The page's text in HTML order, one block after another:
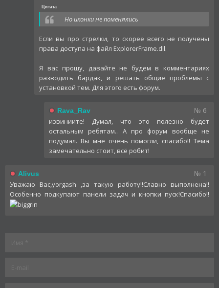
Цитата
Но иконки не поменялись
Если вы про стрелки, то скорее всего не получены
права доступа на файл ExplorerFrame.dll.
Я вас прошу, давайте не будем в комментариях
разводить бардак, и решать общие проблемы с
установкой тем. Для этого есть форум.
Rava_Rav № 6
извиниите! Думал, что это полезно будет
остальным ребятам.. А про форум вообще не
подумал. Вы мне очень помогли, спасибо!! Тема
замечательно стоит, всё робит!
Alivus № 1
Уважаю Вас,yorgash ,за такую работу!!Славно выполнена!!
Особенно подкупают панели задач и кнопки пуск!Спасибо!!